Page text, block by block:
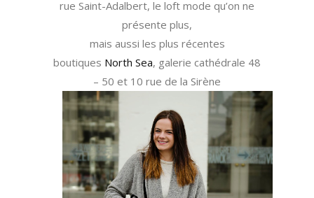
rue Saint-Adalbert, le loft mode qu’on ne
présente plus,
mais aussi les plus récentes
boutiques North Sea, galerie cathédrale 48
– 50 et 10 rue de la Sirène